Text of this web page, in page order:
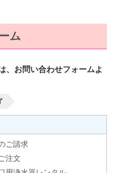
ム
、お問い合わせフォームよ